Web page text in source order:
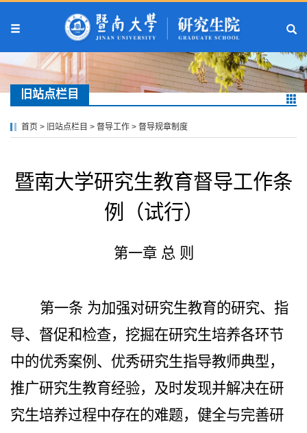
旧站点栏目
首页 > 旧站点栏目 > 督导工作 > 督导规章制度
暨南大学研究生教育督导工作条
例（试行）
第一章 总 则
第一条 为加强对研究生教育的研究、指
导、督促和检查，挖掘在研究生培养各环节
中的优秀案例、优秀研究生指导教师典型，
推广研究生教育经验，及时发现并解决在研
究生培养过程中存在的难题，健全与完善研